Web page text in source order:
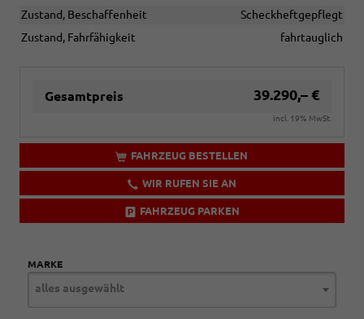
Zustand, Beschaffenheit
Scheckheftgepflegt
Zustand, Fahrfähigkeit
fahrtauglich
Gesamtpreis 39.290,– €
incl. 19% MwSt.
FAHRZEUG BESTELLEN
WIR RUFEN SIE AN
FAHRZEUG PARKEN
MARKE
alles ausgewählt